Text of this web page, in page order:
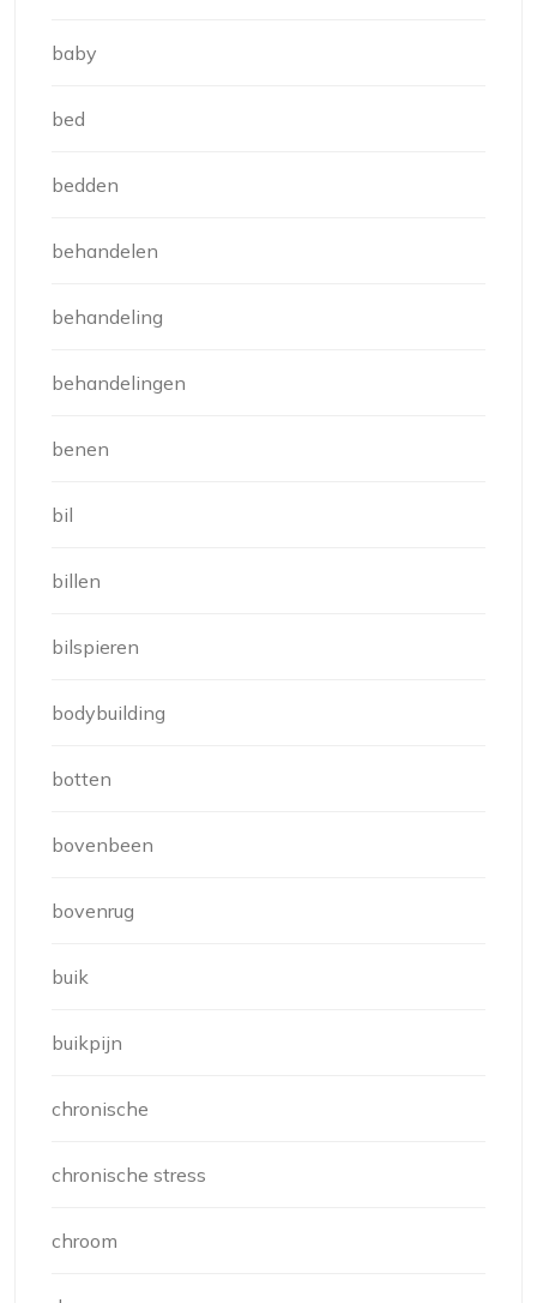
baby
bed
bedden
behandelen
behandeling
behandelingen
benen
bil
billen
bilspieren
bodybuilding
botten
bovenbeen
bovenrug
buik
buikpijn
chronische
chronische stress
chroom